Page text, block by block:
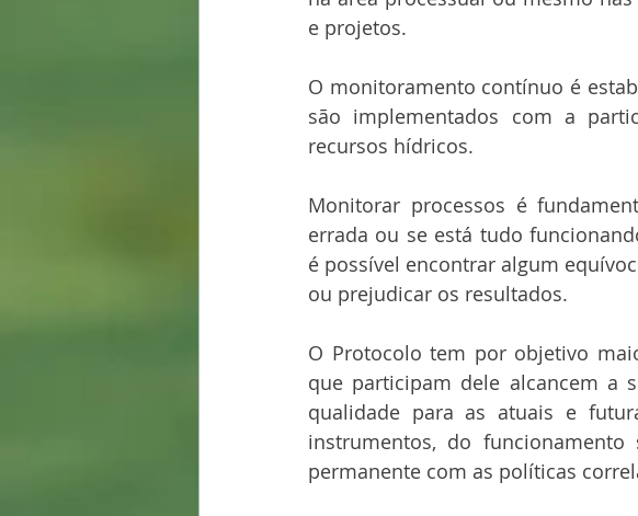
e projetos.
O monitoramento contínuo é
são implementados com a
recursos hídricos.
Monitorar processos é
errada ou se está tudo
é possível encontrar algum
ou prejudicar os resultados.
O Protocolo tem por objetivo
que participam dele alcancem a
qualidade para as atuais e
instrumentos, do
permanente com as políticas